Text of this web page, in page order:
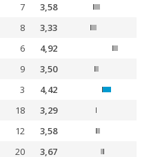
7 3,58
8 3,33
6 4,92
9 3,50
3 4,42
18 3,29
12 3,58
20 3,67